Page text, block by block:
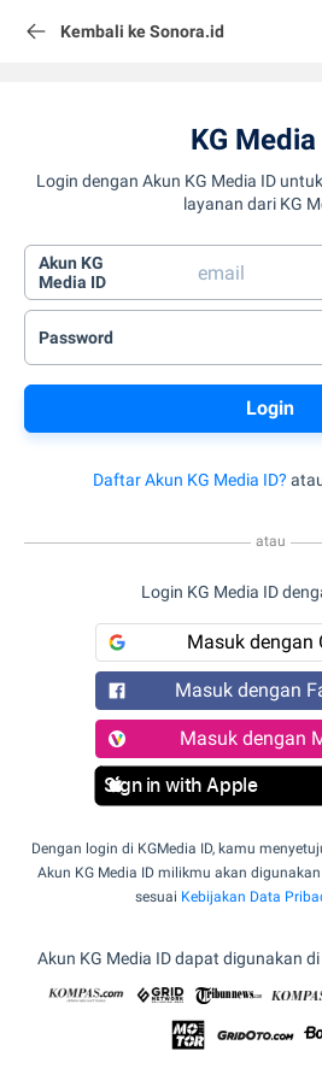
Kembali ke Sonora.id
KG Media
Login dengan Akun KG Media ID
layanan dari KG
Akun KG
Media ID
Password
Daftar Akun KG Media ID?
atau
Login KG Media ID
Masuk dengan
Masuk dengan
Masuk dengan
Sign in with Apple
Dengan login di KGMedia ID, kamu
Akun KG Media ID milikmu akan
sesuai Kebijakan Data
Akun KG Media ID dapat digunakan